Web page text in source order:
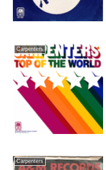
Carpenters
Carpenters